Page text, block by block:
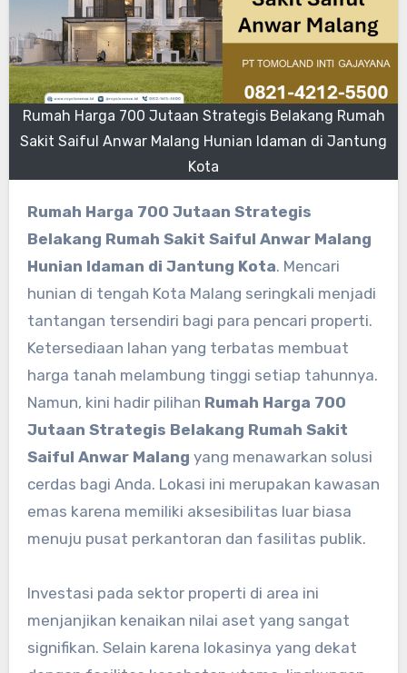
Rumah Harga 700 Jutaan Strategis Belakang Rumah
Sakit Saiful Anwar Malang Hunian Idaman di Jantung
Kota
Rumah Harga 700 Jutaan Strategis
Belakang Rumah Sakit Saiful Anwar Malang
Hunian Idaman di Jantung Kota. Mencari
hunian di tengah Kota Malang seringkali menjadi
tantangan tersendiri bagi para pencari properti.
Ketersediaan lahan yang terbatas membuat
harga tanah melambung tinggi setiap tahunnya.
Namun, kini hadir pilihan Rumah Harga 700
Jutaan Strategis Belakang Rumah Sakit
Saiful Anwar Malang yang menawarkan solusi
cerdas bagi Anda. Lokasi ini merupakan kawasan
emas karena memiliki aksesibilitas luar biasa
menuju pusat perkantoran dan fasilitas publik.
Investasi pada sektor properti di area ini
menjanjikan kenaikan nilai aset yang sangat
signifikan. Selain karena lokasinya yang dekat